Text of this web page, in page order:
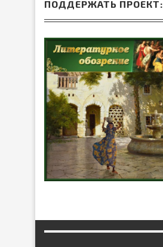
ПОДДЕРЖАТЬ ПРОЕКТ: